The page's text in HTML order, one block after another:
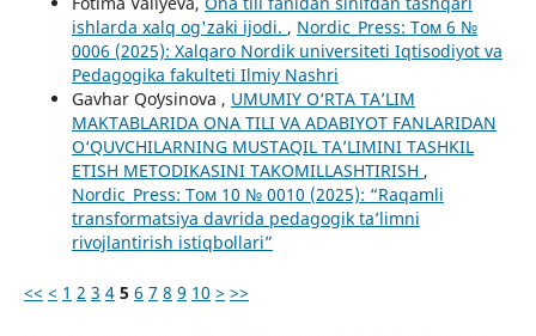
ishlarda xalq og'zaki ijodi. , Nordic_Press: Том 6 №
0006 (2025): Xalqaro Nordik universiteti Iqtisodiyot va
Pedagogika fakulteti Ilmiy Nashri
Gavhar Qoʻysinova , UMUMIY O‘RTA TA’LIM
MAKTABLARIDA ONA TILI VA ADABIYOT FANLARIDAN
O‘QUVCHILARNING MUSTAQIL TA’LIMINI TASHKIL
ETISH METODIKASINI TAKOMILLASHTIRISH ,
Nordic_Press: Том 10 № 0010 (2025): “Raqamli
transformatsiya davrida pedagogik ta’limni
rivojlantirish istiqbollari”
<< < 1 2 3 4 5 6 7 8 9 10 > >>